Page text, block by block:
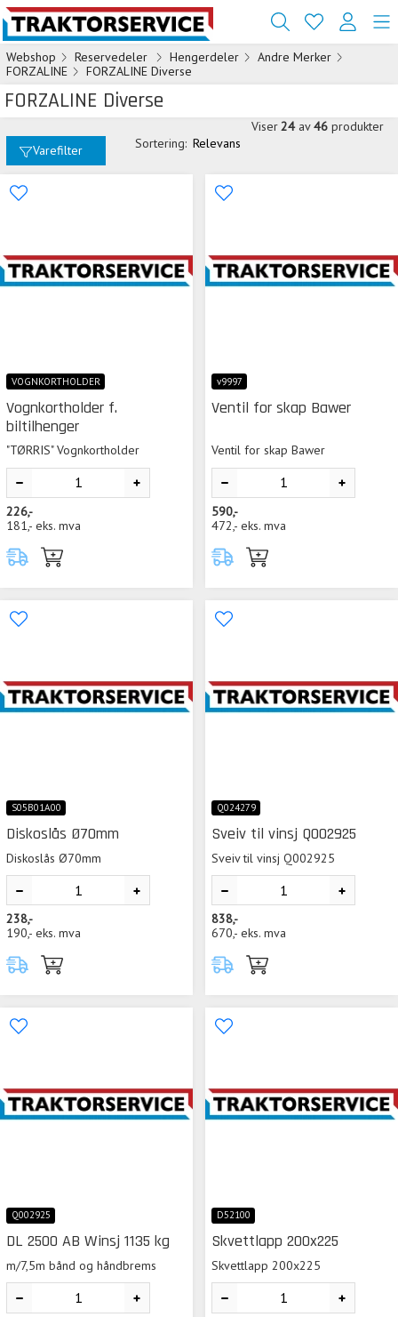
Webshop Reservedeler Hengerdeler
Andre Merker
FORZALINE
FORZALINE Diverse
FORZALINE Diverse
Varefilter Sortering: Relevans
Viser 24 av46 produkter
VOGNKORTHOLDER
Vognkortholder f.
biltilhenger
"TØRRIS" Vognkortholder
226,-
181,- eks. mva
v9997
Ventil for skap Bawer
Ventil for skap Bawer
590,-
472,- eks. mva
S05B01A00
Diskoslås Ø70mm
Diskoslås Ø70mm
238,-
190,- eks. mva
Q024279
Sveiv til vinsj Q002925
Sveiv til vinsj Q002925
838,-
670,- eks. mva
Q002925
DL 2500 AB Winsj 1135 kg
m/7,5m bånd og håndbrems
D52100
Skvettlapp 200x225
Skvettlapp 200x225